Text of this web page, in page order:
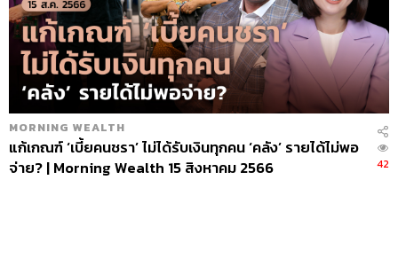
MORNING WEALTH
แก้เกณฑ์ ‘เบี้ยคนชรา’ ไม่ได้รับเงินทุกคน ‘คลัง’ รายได้ไม่พอ
จ่าย? | Morning Wealth 15 สิงหาคม 2566
42